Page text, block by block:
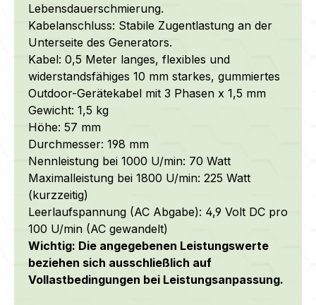
Lebensdauerschmierung.
Kabelanschluss: Stabile Zugentlastung an der
Unterseite des Generators.
Kabel: 0,5 Meter langes, flexibles und
widerstandsfähiges 10 mm starkes, gummiertes
Outdoor-Gerätekabel mit 3 Phasen x 1,5 mm
Gewicht: 1,5 kg
Höhe: 57 mm
Durchmesser: 198 mm
Nennleistung bei 1000 U/min: 70 Watt
Maximalleistung bei 1800 U/min: 225 Watt
(kurzzeitig)
Leerlaufspannung (AC Abgabe): 4,9 Volt DC pro
100 U/min (AC gewandelt)
Wichtig: Die angegebenen Leistungswerte
beziehen sich ausschließlich auf
Vollastbedingungen bei Leistungsanpassung.